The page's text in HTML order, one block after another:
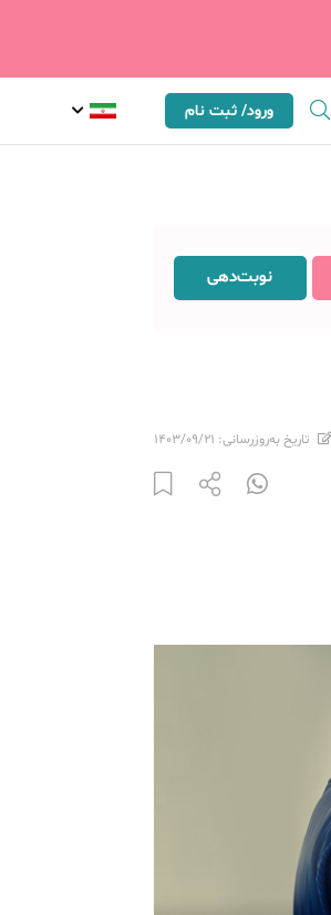
ورود/ ثبت نام
نوبت‌دهی
تاریخ به‌روزرسانی: ۱۴۰۳/۰۹/۲۱